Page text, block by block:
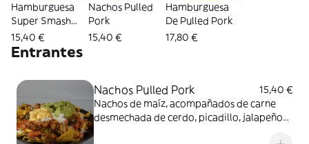
Hamburguesa
Super Smash
Cheese
15,40 €
Nachos Pulled
Pork
15,40 €
Hamburguesa
De Pulled Pork
17,80 €
Entrantes
Nachos Pulled Pork
15,40 €
Nachos de maíz, acompañados de carne
desmechada de cerdo, picadillo, jalapeños,